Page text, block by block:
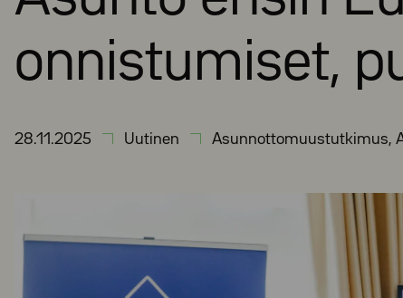
onnistumiset,
28.11.2025 Uutinen Asunnottomuustutkimus,